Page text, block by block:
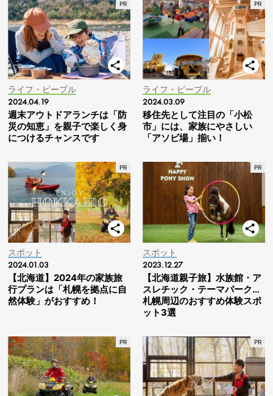
ライフ・ピープル
2024.04.19
週末アウトドアランチは「防
災の知恵」を親子で楽しく身
につけるチャンスです
ライフ・ピープル
2024.03.09
移住先として注目の「小松
市」には、家族にやさしい
「アソビ場」揃い！
スポット
2024.01.03
【北海道】2024年の家族旅
行プランは「札幌を拠点に自
然体験」がおすすめ！
スポット
2023.12.27
【北海道親子旅】水族館・ア
スレチック・テーマパーク…
札幌周辺のおすすめ体験スポ
ット3選